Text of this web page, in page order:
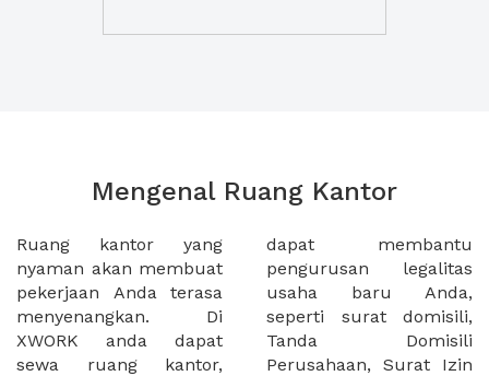
Mengenal Ruang Kantor
Ruang kantor yang
nyaman akan membuat
pekerjaan Anda terasa
menyenangkan. Di
XWORK anda dapat
sewa ruang kantor,
dapat membantu
pengurusan legalitas
usaha baru Anda,
seperti surat domisili,
Tanda Domisili
Perusahaan, Surat Izin